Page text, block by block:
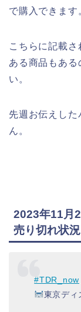
で購入できます
こちらに記載
ある商品もある
い。
先週お伝えし
ん。
2023年11月
売り切れ状況
#TDR_now
東京ディ